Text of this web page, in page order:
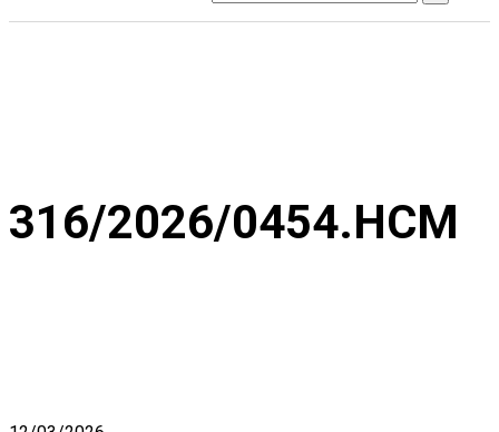
316/2026/0454.HCM